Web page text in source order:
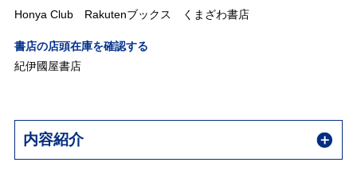
Honya Club
Rakutenブックス くまざわ書店
書店の店頭在庫を確認する
紀伊國屋書店
内容紹介